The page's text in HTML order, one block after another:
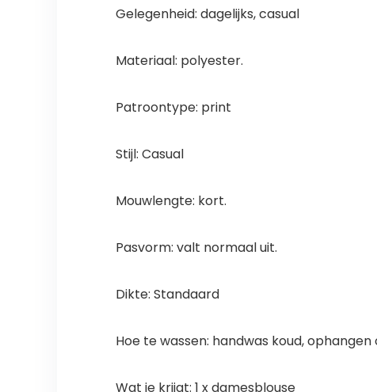
Gelegenheid: dagelijks, casual
Materiaal: polyester.
Patroontype: print
Stijl: Casual
Mouwlengte: kort.
Pasvorm: valt normaal uit.
Dikte: Standaard
Hoe te wassen: handwas koud,
Wat je krijgt: 1 x damesblouse